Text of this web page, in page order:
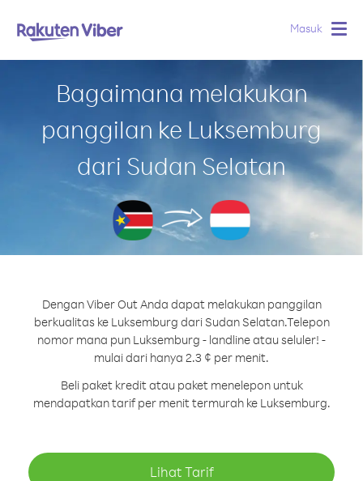
Masuk
Bagaimana melakukan
panggilan ke Luksemburg
dari Sudan Selatan
Dengan Viber Out Anda dapat melakukan panggilan
berkualitas ke Luksemburg dari Sudan Selatan.Telepon
nomor mana pun Luksemburg - landline atau seluler! -
mulai dari hanya 2.3 ¢ per menit.
Beli paket kredit atau paket menelepon untuk
mendapatkan tarif per menit termurah ke Luksemburg.
Lihat Tarif